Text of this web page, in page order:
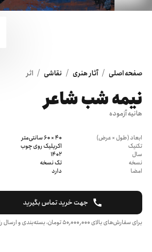
صفحه اصلی / آثار هنری / نقاشی / اثر
نیمه شب شاعر
هانیه آزموده
ابعاد (طول × عرض)
40 × 60 سانتی‌متر
تکنیک
اکریلیک روی چوب
سال
1402
نسخه
تک نسخه
امضا
دارد
جهت خرید تماس بگیرید
برای سفارش‌های بالای ۵۰٬۰۰۰٬۰۰۰تومان، بسته‌بندی و ارسال